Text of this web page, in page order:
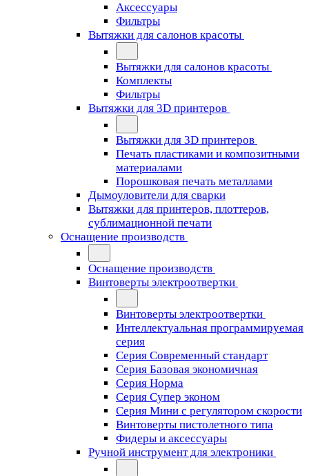
Аксессуары
Фильтры
Вытяжки для салонов красоты
Вытяжки для салонов красоты
Комплекты
Фильтры
Вытяжки для 3D принтеров
Вытяжки для 3D принтеров
Печать пластиками и композитными
материалами
Порошковая печать металлами
Дымоуловители для сварки
Вытяжки для принтеров, плоттеров,
сублимационной печати
Оснащение производств
Оснащение производств
Винтоверты электроотвертки
Винтоверты электроотвертки
Интеллектуальная программируемая
серия
Серия Современный стандарт
Серия Базовая экономичная
Серия Норма
Серия Cупер эконом
Серия Мини с регулятором скорости
Винтоверты пистолетного типа
Фидеры и аксессуары
Ручной инструмент для электроники